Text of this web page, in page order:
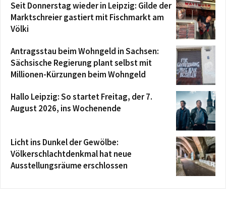
Seit Donnerstag wieder in Leipzig: Gilde der
Marktschreier gastiert mit Fischmarkt am
Völki
Antragsstau beim Wohngeld in Sachsen:
Sächsische Regierung plant selbst mit
Millionen-Kürzungen beim Wohngeld
Hallo Leipzig: So startet Freitag, der 7.
August 2026, ins Wochenende
Licht ins Dunkel der Gewölbe:
Völkerschlachtdenkmal hat neue
Ausstellungsräume erschlossen